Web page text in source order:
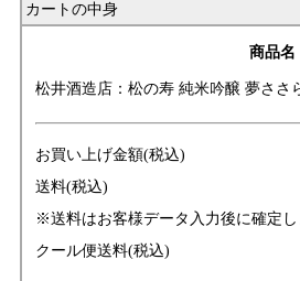
カートの中身
商品名
松井酒造店：松の寿 純米吟醸 夢さ さ
お買い上げ金額(税込)
送料(税込)
※送料はお客様データ入力後に確定し
クール便送料(税込)